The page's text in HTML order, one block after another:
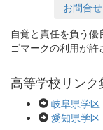
お問合
自覚と責任を負う優
ゴマークの利用が許
高等学校リンク
岐阜県学区
愛知県学区